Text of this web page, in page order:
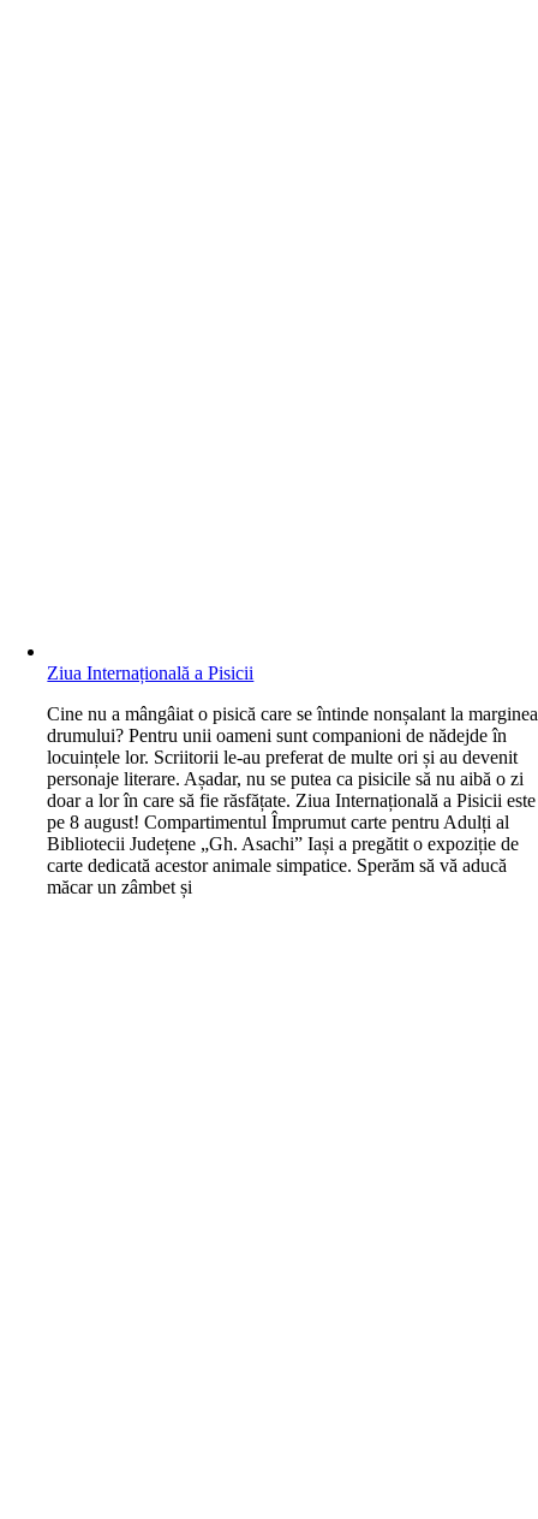
Ziua Internațională a Pisicii
Cine nu a mângâiat o pisică care se întinde nonșalant la marginea
drumului? Pentru unii oameni sunt companioni de nădejde în
locuințele lor. Scriitorii le-au preferat de multe ori și au devenit
personaje literare. Așadar, nu se putea ca pisicile să nu aibă o zi
doar a lor în care să fie răsfățate. Ziua Internațională a Pisicii este
pe 8 august! Compartimentul Împrumut carte pentru Adulți al
Bibliotecii Județene „Gh. Asachi” Iași a pregătit o expoziție de
carte dedicată acestor animale simpatice. Sperăm să vă aducă
măcar un zâmbet și